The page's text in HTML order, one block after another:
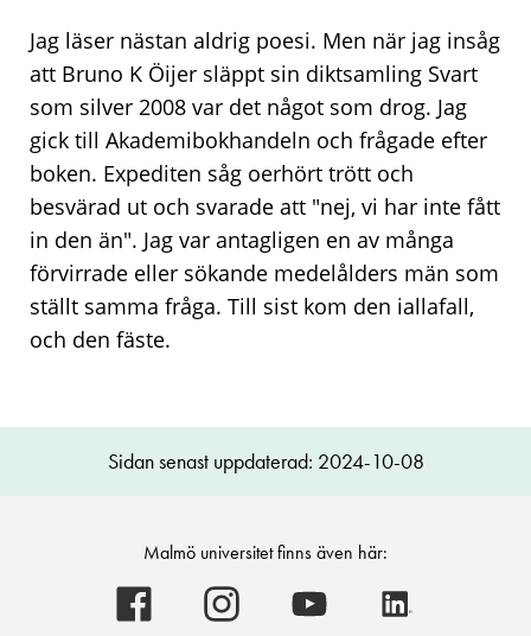
Jag läser nästan aldrig poesi. Men när jag insåg
att Bruno K Öijer släppt sin diktsamling Svart
som silver 2008 var det något som drog. Jag
gick till Akademibokhandeln och frågade efter
boken. Expediten såg oerhört trött och
besvärad ut och svarade att "nej, vi har inte fått
in den än". Jag var antagligen en av många
förvirrade eller sökande medelålders män som
ställt samma fråga. Till sist kom den iallafall,
och den fäste.
Sidan senast uppdaterad: 2024-10-08
Malmö universitet finns även här:
Malmö
universitet
Malmö
universitet
Malmö
universitet